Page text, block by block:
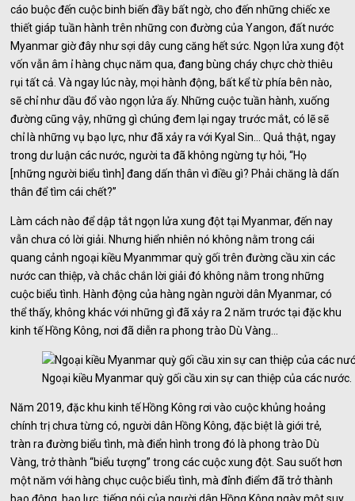
cáo buộc đến cuộc binh biến đầy bất ngờ, cho đến những chiếc xe
thiết giáp tuần hành trên những con đường của Yangon, đất nước
Myanmar giờ đây như sợi dây cung căng hết sức. Ngọn lửa xung đột
vốn vẫn âm ỉ hàng chục năm qua, đang bùng cháy chực chờ thiêu
rụi tất cả. Và ngay lúc này, mọi hành động, bất kể từ phía bên nào,
sẽ chỉ như dầu đổ vào ngọn lửa ấy. Những cuộc tuần hành, xuống
đường cũng vậy, những gì chúng đem lại ngay trước mắt, có lẽ sẽ
chỉ là những vụ bạo lực, như đã xảy ra với Kyal Sin… Quả thật, ngay
trong dư luận các nước, người ta đã không ngừng tự hỏi, “Họ
[những người biểu tình] đang dấn thân vì điều gì? Phải chăng là dấn
thân để tìm cái chết?”
Làm cách nào để dập tắt ngọn lửa xung đột tại Myanmar, đến nay
vẫn chưa có lời giải. Nhưng hiển nhiên nó không nằm trong cái
quang cảnh ngoại kiều Myanmmar quỳ gối trên đường cầu xin các
nước can thiệp, và chắc chắn lời giải đó không nằm trong những
cuộc biểu tình. Hành động của hàng ngàn người dân Myanmar, có
thể thấy, không khác với những gì đã xảy ra 2 năm trước tại đặc khu
kinh tế Hồng Kông, nơi đã diễn ra phong trào Dù Vàng…
Ngoại kiều Myanmar quỳ gối cầu xin sự can thiệp của các nước.
Năm 2019, đặc khu kinh tế Hồng Kông rơi vào cuộc khủng hoảng
chính trị chưa từng có, người dân Hồng Kông, đặc biệt là giới trẻ,
tràn ra đường biểu tình, mà điển hình trong đó là phong trào Dù
Vàng, trở thành “biểu tượng” trong các cuộc xung đột. Sau suốt hơn
một năm với hàng chục cuộc biểu tình, mà đỉnh điểm đã trở thành